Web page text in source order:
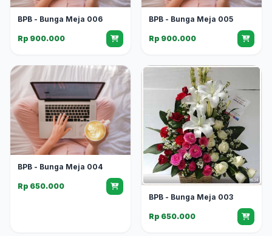
BPB - Bunga Meja 006
Rp 900.000
BPB - Bunga Meja 005
Rp 900.000
BPB - Bunga Meja 004
Rp 650.000
BPB - Bunga Meja 003
Rp 650.000